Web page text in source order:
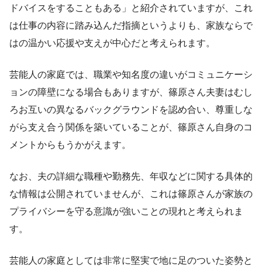
ドバイスをすることもある」と紹介されていますが、これ
は仕事の内容に踏み込んだ指摘というよりも、家族ならで
はの温かい応援や支えが中心だと考えられます。
芸能人の家庭では、職業や知名度の違いがコミュニケーシ
ョンの障壁になる場合もありますが、篠原さん夫妻はむし
ろお互いの異なるバックグラウンドを認め合い、尊重しな
がら支え合う関係を築いていることが、篠原さん自身のコ
メントからもうかがえます。
なお、夫の詳細な職種や勤務先、年収などに関する具体的
な情報は公開されていませんが、これは篠原さんが家族の
プライバシーを守る意識が強いことの現れと考えられま
す。
芸能人の家庭としては非常に堅実で地に足のついた姿勢と